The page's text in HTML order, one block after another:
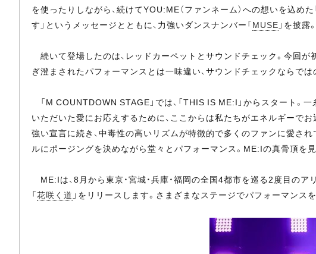
を使ったりしながら、続けてYOU:ME（ファンネーム）への想いを込め
す」というメッセージとともに、力強いダンスナンバー「MUSE 」を披
続いて登場したのは、レッドカーペットとサウンドチェック。今回が
ぎ澄まされたパフォーマンスとは一味違い、サウンドチェックならで
「M COUNTDOWN STAGE」では、「THIS IS ME:I」からスタート
いただいた愛にお応えするために、ここからは私たちがエネルギーでお
強い宣言に続き、中毒性の高いリズムが特徴的で多くのファンに愛さ
ルにポージングを決めながら堂々とパフォーマンス。ME:Iの真骨頂を
ME:Iは、8月から東京・宮城・兵庫・福岡の全国4都市を巡る2度目の
「花咲く道 」をリリースします。さまざまなステージでパフォーマンス